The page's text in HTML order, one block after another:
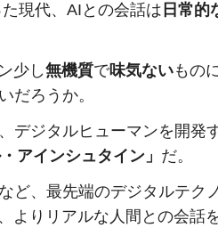
現代、AIとの会話は 日常的
少し無機質で味気ないもの
だろうか。
デジタルヒューマンを開発
アインシュタイン」 だ。
など、最先端のデジタルテク
よりリアルな人間との会話